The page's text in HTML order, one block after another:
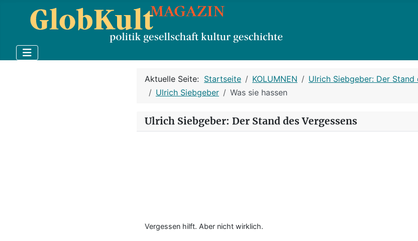
Aktuelle Seite: Startseite KOLUMNEN Ulrich Siebgeber: Der Stand
Ulrich Siebgeber
Was sie hassen
Ulrich Siebgeber: Der Stand des Vergessens
Vergessen hilft. Aber nicht wirklich.